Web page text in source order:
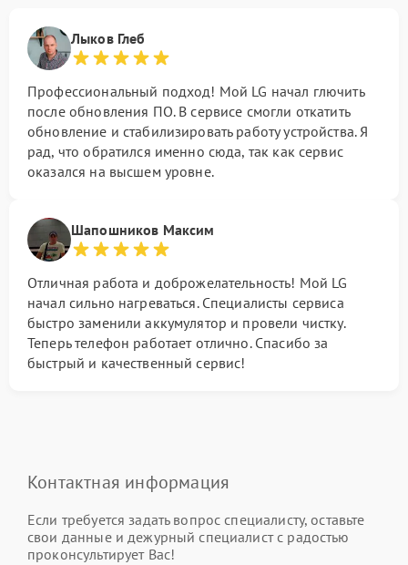
Лыков Глеб
Профессиональный подход! Мой LG начал глючить
после обновления ПО. В сервисе смогли откатить
обновление и стабилизировать работу устройства. Я
рад, что обратился именно сюда, так как сервис
оказался на высшем уровне.
Шапошников Максим
Отличная работа и доброжелательность! Мой LG
начал сильно нагреваться. Специалисты сервиса
быстро заменили аккумулятор и провели чистку.
Теперь телефон работает отлично. Спасибо за
быстрый и качественный сервис!
Контактная информация
Если требуется задать вопрос специалисту, оставьте
свои данные и дежурный специалист с радостью
проконсультирует Вас!